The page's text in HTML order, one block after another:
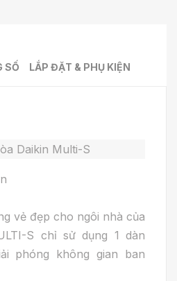
SỐ LẮP ĐẶT & PHỤ KIỆN
vẻ đẹp cho ngôi nhà của
S chỉ sử dụng 1 dàn
phóng không gian ban